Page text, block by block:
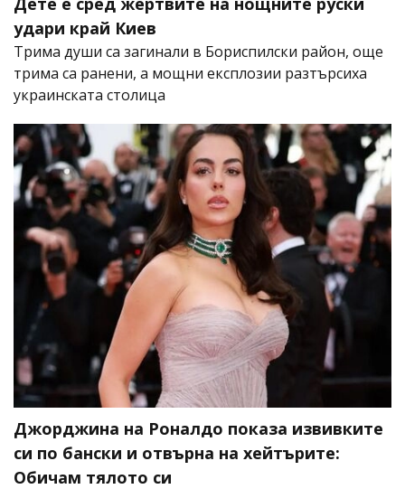
удари край Киев
Трима души са загинали в Бориспилски район, още
трима са ранени, а мощни експлозии разтърсиха
украинската столица
Джорджина на Роналдо показа извивките
си по бански и отвърна на хейтърите:
Обичам тялото си